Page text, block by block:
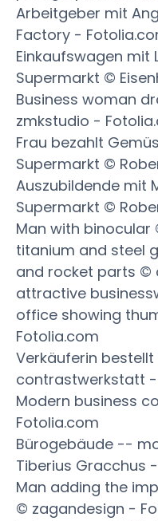
Arbeitgeber mit
Factory -
Einkaufswagen mit
Supermarkt ©
Business woman
zmkstudio -
Frau bezahlt
Supermarkt ©
Auszubildende mit
Supermarkt ©
Man with
titanium and steel
and rocket parts ©
attractive
office showing
Fotolia.com
Verkäuferin
contrastwerkstatt
Modern business
Fotolia.com
Bürogebäude --
Tiberius Gracchus
Man adding the
© zagandesign -